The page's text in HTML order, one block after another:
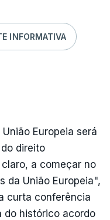
INFORMATIVA
Europeia será
direito
a começar no
da União Europeia",
curta conferência
do histórico acordo